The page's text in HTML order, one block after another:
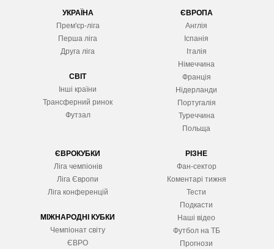
УКРАЇНА
Прем'єр-ліга
Перша ліга
Друга ліга
СВІТ
Інші країни
Трансферний ринок
Футзал
ЄВРОПА
Англія
Іспанія
Італія
Німеччина
Франція
Нідерланди
Португалія
Туреччина
Польща
ЄВРОКУБКИ
Ліга чемпіонів
Ліга Європи
Ліга конференцій
МІЖНАРОДНІ КУБКИ
Чемпіонат світу
ЄВРО
РІЗНЕ
Фан-сектор
Коментарі тижня
Тести
Подкасти
Наші відео
Футбол на ТБ
Прогнози